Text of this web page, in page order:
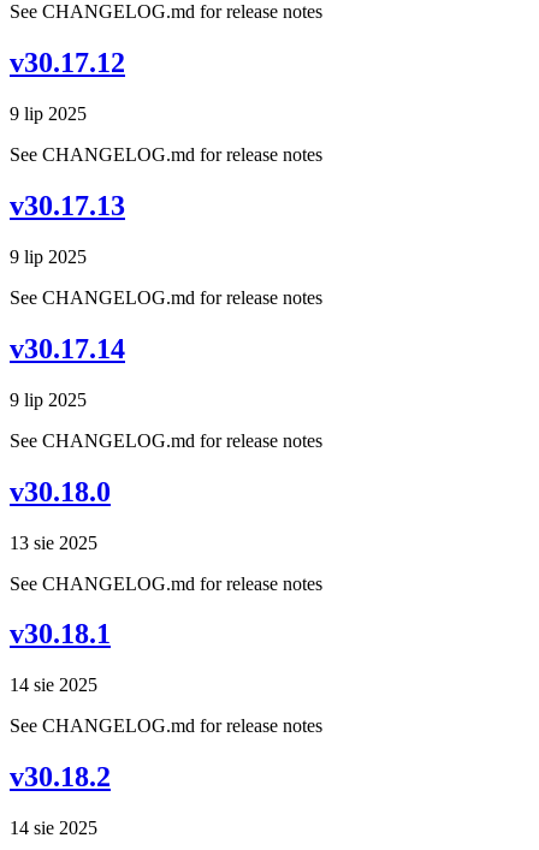
See CHANGELOG.md for release notes
v30.17.12
9 lip 2025
See CHANGELOG.md for release notes
v30.17.13
9 lip 2025
See CHANGELOG.md for release notes
v30.17.14
9 lip 2025
See CHANGELOG.md for release notes
v30.18.0
13 sie 2025
See CHANGELOG.md for release notes
v30.18.1
14 sie 2025
See CHANGELOG.md for release notes
v30.18.2
14 sie 2025